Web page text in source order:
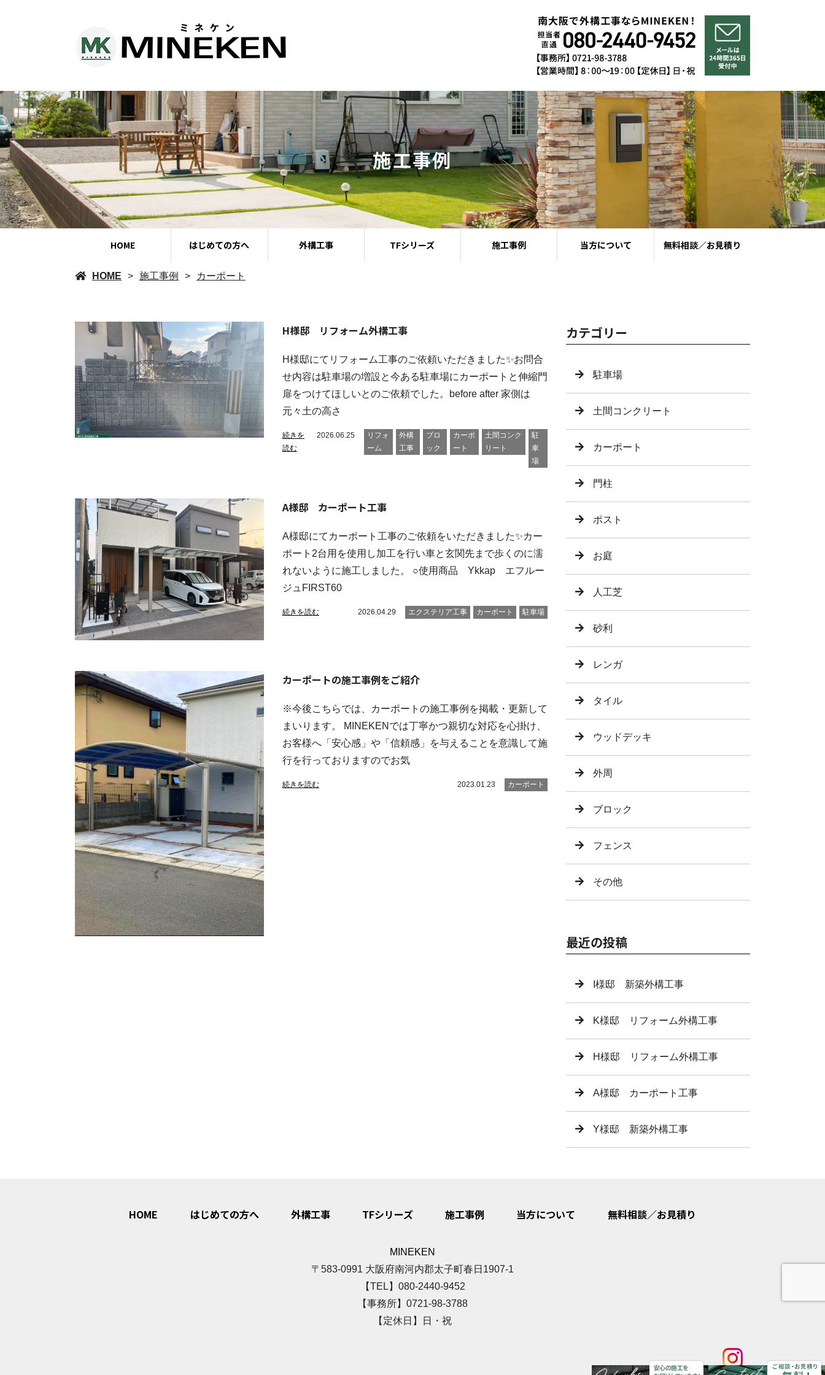
施工事例
HOME はじめての方へ 外構工事 TFシリーズ 施工事例 当方について 無料相談／お見積り
HOME 施工事例 カーポート
H様邸 リフォーム外構工事
H様邸にてリフォーム工事のご依頼いただきました✨お問合
せ内容は駐車場の増設と今ある駐車場にカーポートと伸縮門
扉をつけてほしいとのご依頼でした。before after 家側は
元々土の高さ
続きを
読む
2026.06.25
リフォ
ーム
外構
工事
ブロ
ック
カーポ
ート
土間コンク
リート
駐
車
場
A様邸 カーポート工事
A様邸にてカーポート工事のご依頼をいただきました✨カー
ポート2台用を使用し加工を行い車と玄関先まで歩くのに濡
れないように施工しました。 ○使用商品 Ykkap エフルー
ジュFIRST60
続きを読む 2026.04.29 エクステリア工事 カーポート 駐車場
カーポートの施工事例をご紹介
※今後こちらでは、カーポートの施工事例を掲載・更新して
まいります。 MINEKENでは丁寧かつ親切な対応を心掛け、
お客様へ「安心感」や「信頼感」を与えることを意識して施
行を行っておりますのでお気
続きを読む 2023.01.23 カーポート
カテゴリー
駐車場
土間コンクリート
カーポート
門柱
ポスト
お庭
人工芝
砂利
レンガ
タイル
ウッドデッキ
外周
ブロック
フェンス
その他
最近の投稿
I様邸 新築外構工事
K様邸 リフォーム外構工事
H様邸 リフォーム外構工事
A様邸 カーポート工事
Y様邸 新築外構工事
HOME はじめての方へ 外構工事 TFシリーズ 施工事例 当方について 無料相談／お見積り
MINEKEN
〒583-0991 大阪府南河内郡太子町春日1907-1
【TEL】080-2440-9452
【事務所】0721-98-3788
【定休日】日・祝